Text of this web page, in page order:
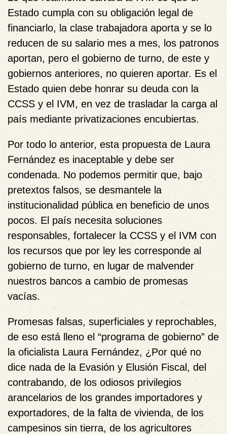
Estado cumpla con su obligación legal de
financiarlo, la clase trabajadora aporta y se lo
reducen de su salario mes a mes, los patronos
aportan, pero el gobierno de turno, de este y
gobiernos anteriores, no quieren aportar. Es el
Estado quien debe honrar su deuda con la
CCSS y el IVM, en vez de trasladar la carga al
país mediante privatizaciones encubiertas.
Por todo lo anterior, esta propuesta de Laura
Fernández es inaceptable y debe ser
condenada. No podemos permitir que, bajo
pretextos falsos, se desmantele la
institucionalidad pública en beneficio de unos
pocos. El país necesita soluciones
responsables, fortalecer la CCSS y el IVM con
los recursos que por ley les corresponde al
gobierno de turno, en lugar de malvender
nuestros bancos a cambio de promesas
vacías.
Promesas falsas, superficiales y reprochables,
de eso está lleno el “programa de gobierno” de
la oficialista Laura Fernández, ¿Por qué no
dice nada de la Evasión y Elusión Fiscal, del
contrabando, de los odiosos privilegios
arancelarios de los grandes importadores y
exportadores, de la falta de vivienda, de los
campesinos sin tierra, de los agricultores